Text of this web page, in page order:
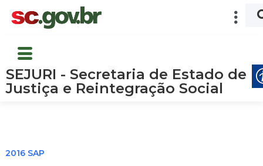
SEJURI - Secretaria de Estado de
Justiça e Reintegração Social
2016 SAP